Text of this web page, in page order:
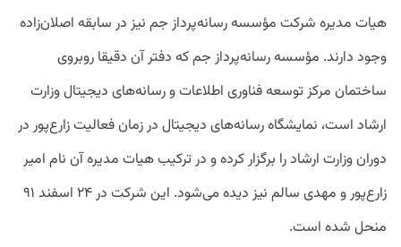
هیات مدیره شرکت مؤسسه رسانه‌پرداز جم نیز در سابقه اصلان‌زاده
وجود دارند. مؤسسه رسانه‌پرداز جم که دفتر آن دقیقا روبروی
ساختمان مرکز توسعه فناوری اطلاعات و رسانه‌های دیجیتال وزارت
ارشاد است، نمایشگاه رسانه‌های دیجیتال در زمان فعالیت زارع‌پور در
دوران وزارت ارشاد را برگزار کرده و در ترکیب هیات مدیره آن نام امیر
زارع‌پور و مهدی سالم نیز دیده می‌شود. این شرکت در ۲۴ اسفند ۹۱
منحل شده است.